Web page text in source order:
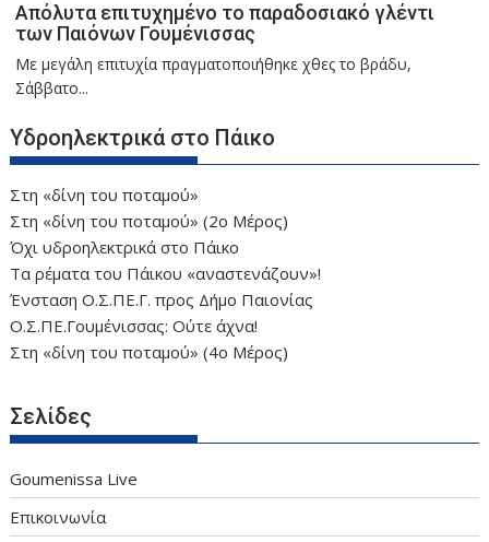
Απόλυτα επιτυχημένο το παραδοσιακό γλέντι
των Παιόνων Γουμένισσας
Με μεγάλη επιτυχία πραγματοποιήθηκε χθες το βράδυ,
Σάββατο...
Υδροηλεκτρικά στο Πάικο
Στη «δίνη του ποταμού»
Στη «δίνη του ποταμού» (2ο Μέρος)
Όχι υδροηλεκτρικά στο Πάικο
Τα ρέματα του Πάικου «αναστενάζουν»!
Ένσταση Ο.Σ.ΠΕ.Γ. προς Δήμο Παιονίας
Ο.Σ.ΠΕ.Γουμένισσας: Ούτε άχνα!
Στη «δίνη του ποταμού» (4ο Μέρος)
Σελίδες
Goumenissa Live
Επικοινωνία